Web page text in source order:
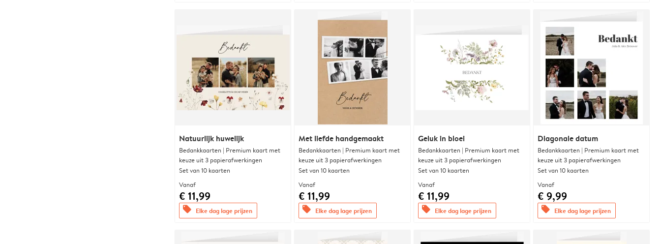
Natuurlijk huwelijk
Bedankkaarten | Premium kaart met
keuze uit 3 papierafwerkingen
Set van 10 kaarten
Vanaf
€ 11,99
offers Elke dag lage prijzen
Met liefde handgemaakt
Bedankkaarten | Premium kaart met
keuze uit 3 papierafwerkingen
Set van 10 kaarten
Vanaf
€ 11,99
offers Elke dag lage prijzen
Geluk in bloei
Bedankkaarten | Premium kaart met
keuze uit 3 papierafwerkingen
Set van 10 kaarten
Vanaf
€ 11,99
offers Elke dag lage prijzen
Diagonale datum
Bedankkaarten | Premium kaart met
keuze uit 3 papierafwerkingen
Set van 10 kaarten
Vanaf
€ 9,99
offers Elke dag lage prijzen